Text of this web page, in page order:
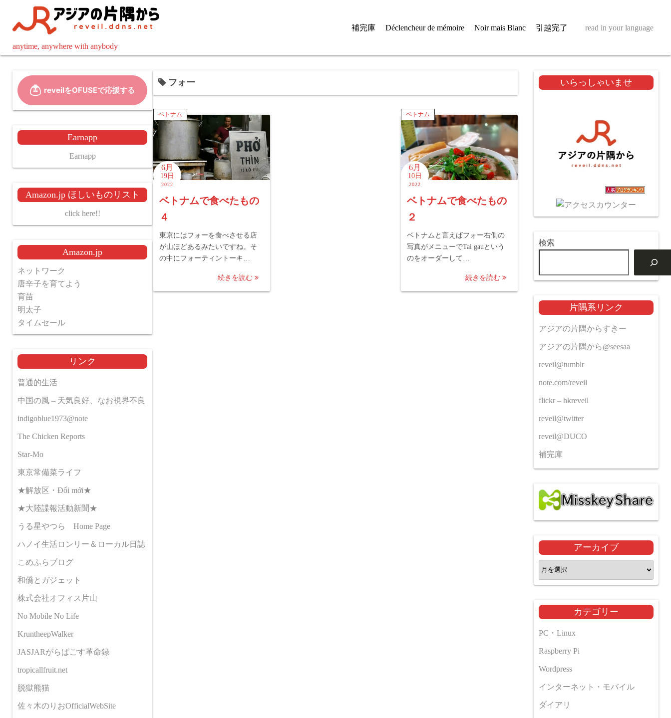
ツ
anytime, anywhere with anybody
補完庫 Déclencheur de mémoire Noir mais Blanc 引越完了 read in your language
フォー
ベトナム
6月
19日
2022
ベトナムで食べたもの
４
東京にはフォーを食べさせる店
が山ほどあるみたいですね。そ
の中にフォーティントーキ…
続きを読む
ベトナム
6月
10日
2022
ベトナムで食べたもの
２
ベトナムと言えばフォー右側の
写真がメニューでTai gauという
のをオーダーして…
続きを読む
Earnapp
Earnapp
Amazon.jp ほしいものリスト
click here!!
Amazon.jp
ネットワーク
唐辛子を育てよう
育苗
明太子
タイムセール
リンク
普通的生活
中国の風 – 天気良好、なお視界不良
indigoblue1973@note
The Chicken Reports
Star-Mo
東京常備菜ライフ
★解放区・Đổi mới★
★大陸諜報活動新聞★
うる星やつら Home Page
ハノイ生活ロンリー＆ローカル日誌
こめふらブログ
和僑とガジェット
株式会社オフィス片山
No Mobile No Life
KruntheepWalker
JASJARがらぱごす革命録
tropicallfruit.net
脱獄熊猫
佐々木のりおOfficialWebSite
いらっしゃいませ
検索
片隅系リンク
アジアの片隅からすきー
アジアの片隅から@seesaa
reveil@tumblr
note.com/reveil
flickr – hkreveil
reveil@twitter
reveil@DUCO
補完庫
アーカイブ
ア
ー
イ
ブ
カテゴリー
PC・Linux
Raspberry Pi
Wordpress
インターネット・モバイル
ダイアリ